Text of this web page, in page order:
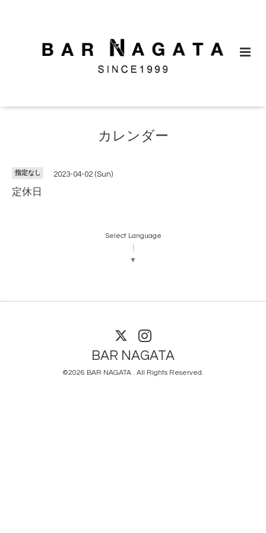
カレンダー
指定なし 2023-04-02 (Sun)
定休日
Select Language
▼
BAR NAGATA
©2026 BAR NAGATA . All Rights Reserved.